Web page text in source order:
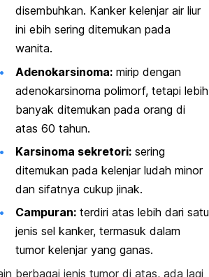
disembuhkan. Kanker kelenjar air liur
ini ebih sering ditemukan pada
wanita.
Adenokarsinoma:mirip dengan
adenokarsinoma polimorf, tetapi lebih
banyak ditemukan pada orang di
atas 60 tahun.
Karsinoma sekretori:sering
ditemukan pada kelenjar ludah minor
dan sifatnya cukup jinak.
Campuran:terdiri atas lebih dari satu
jenis sel kanker, termasuk dalam
tumor kelenjar yang ganas.
berbagai jenis tumor di atas, ada lagi